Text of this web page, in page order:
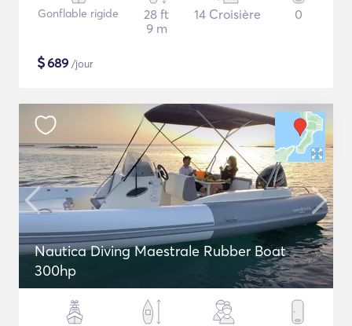
Gonflable rigide
28 ft
9 m
14 Croisière 0
$689 /jour
Nautica Diving Maestrale Rubber Boat
300hp